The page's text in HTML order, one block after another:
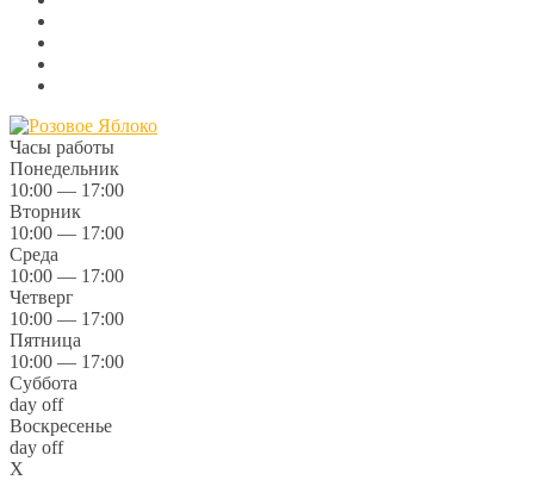
Часы работы
Понедельник
10:00 — 17:00
Вторник
10:00 — 17:00
Среда
10:00 — 17:00
Четверг
10:00 — 17:00
Пятница
10:00 — 17:00
Суббота
day off
Воскресенье
day off
X